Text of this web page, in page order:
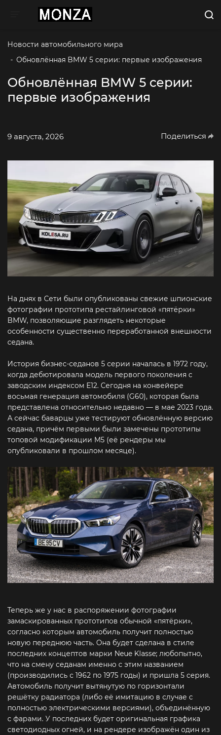
Toggle navigation
Новости автомобильного мира
- Обновлённая BMW 5 серии: первые изображения
Обновлённая BMW 5 серии:
первые изображения
9 августа, 2026 Поделиться
На днях в Сети были опубликованы свежие шпионские
фотографии прототипа рестайлинговой «пятёрки»
BMW, позволяющие разглядеть некоторые
особенности существенно переработанной внешности
седана.
История бизнес-седанов 5 серии началась в 1972 году,
когда дебютировала модель первого поколения с
заводским индексом E12. Сегодня на конвейере
восьмая генерация автомобиля (G60), которая была
представлена относительно недавно — в мае 2023 года.
А сейчас баварцы уже тестируют обновлённую версию
седана, причём первыми были замечены прототипы
топовой модификации М5 (её рендеры мы
опубликовали в прошлом месяце).
Теперь же у нас в распоряжении фотографии
замаскированных прототипов обычной «пятёрки»,
согласно которым автомобиль получит полностью
новую переднюю часть. Она будет сделана в стиле
последних концептов марки Neue Klasse; любопытно,
что на смену седанам именно с этим названием
(производились с 1962 по 1975 годы) и пришла 5 серия.
Автомобиль получит вытянутую по горизонтали
решётку радиатора (либо её имитацию в случае с
полностью электрическими версиями), объединённую
с фарами. У последних будет оригинальная графика
светодиодных огней, и на рендере изображён один из